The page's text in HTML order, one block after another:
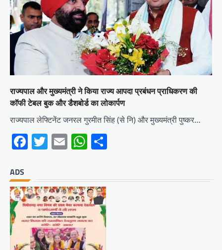
राज्यपाल और मुख्यमंत्री ने किया राज्य आपदा प्रबंधन प्राधिकरण की
कॉफी टेबल बुक और डैशबोर्ड का लोकार्पण
राज्यपाल लेफ्टिनेंट जनरल गुरमीत सिंह (से नि) और मुख्यमंत्री पुष्कर…
Facebook
Twitter
EmailWhatsApp
ADS